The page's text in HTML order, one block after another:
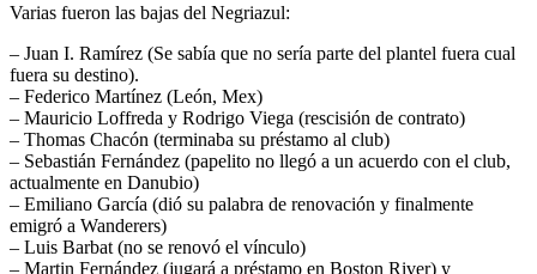
Varias fueron las bajas del Negriazul:
– Juan I. Ramírez (Se sabía que no sería parte del plantel fuera cual
fuera su destino).
– Federico Martínez (León, Mex)
– Mauricio Loffreda y Rodrigo Viega (rescisión de contrato)
– Thomas Chacón (terminaba su préstamo al club)
– Sebastián Fernández (papelito no llegó a un acuerdo con el club,
actualmente en Danubio)
– Emiliano García (dió su palabra de renovación y finalmente
emigró a Wanderers)
– Luis Barbat (no se renovó el vínculo)
– Martin Fernández (jugará a préstamo en Boston River) y